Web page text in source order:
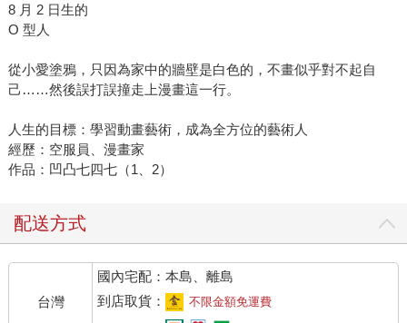
8 月 2 日生的
O 型人
從小愛塗鴉，只因為家中的牆壁是白色的，不畫似乎對不起自
己……然後誤打誤撞走上漫畫這一行。
人生的目標：學習動畫藝術，成為全方位的藝術人
經歷：空服員、漫畫家
作品：凹凸七四七（1、2）
配送方式
台灣
國內宅配：本島、離島
到店取貨：
不限金額免運費